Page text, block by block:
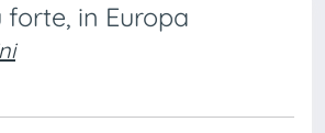
forte, in Europa